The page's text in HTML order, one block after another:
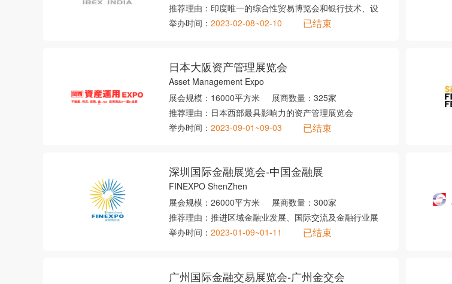
推荐理由： 印度唯一的综合性贸易博览会和银行技术、设
举办时间： 2023-02-08~02-10 已结束
日本大阪资产管理展览会
Asset Management Expo
展会规模： 16000平方米 展商数量： 325家
推荐理由： 日本西部最具影响力的资产管理展览会
举办时间： 2023-09-01~09-03 已结束
深圳国际金融展览会-中国金融展
FINEXPO ShenZhen
展会规模： 26000平方米 展商数量： 300家
推荐理由： 推进区域金融业发展、国际交流及金融行业展
举办时间： 2023-01-09~01-11 已结束
广州国际金融交易展览会-广州金交会